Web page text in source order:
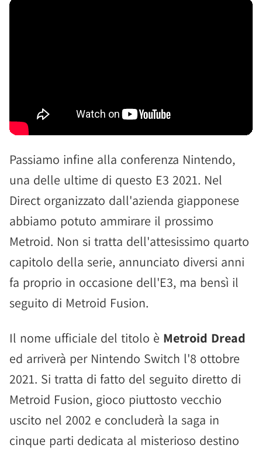
Passiamo infine alla conferenza Nintendo,
una delle ultime di questo E3 2021. Nel
Direct organizzato dall'azienda giapponese
abbiamo potuto ammirare il prossimo
Metroid. Non si tratta dell'attesissimo quarto
capitolo della serie, annunciato diversi anni
fa proprio in occasione dell'E3, ma bensì il
seguito di Metroid Fusion.
Il nome ufficiale del titolo è Metroid Dread
ed arriverà per Nintendo Switch l'8 ottobre
2021. Si tratta di fatto del seguito diretto di
Metroid Fusion, gioco piuttosto vecchio
uscito nel 2002 e concluderà la saga in
cinque parti dedicata al misterioso destino